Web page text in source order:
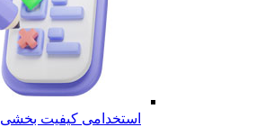
استخدامی کیفیت بخشی